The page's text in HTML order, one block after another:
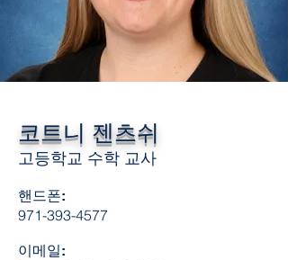
코트니 젠츠쉬
고등학교 수학 교사
핸드폰:
971-393-4577
이메일: